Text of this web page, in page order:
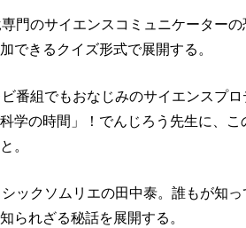
門のサイエンスコミュニケーター
できるクイズ形式で展開する。
番組でもおなじみのサイエンスプ
学の時間」！でんじろう先生に、こ
。
ックソムリエの田中泰。誰もが知
られざる秘話を展開する。